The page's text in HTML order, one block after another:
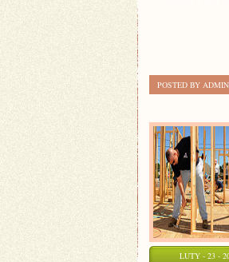
POSTED BY ADMIN
LUTY - 23 -